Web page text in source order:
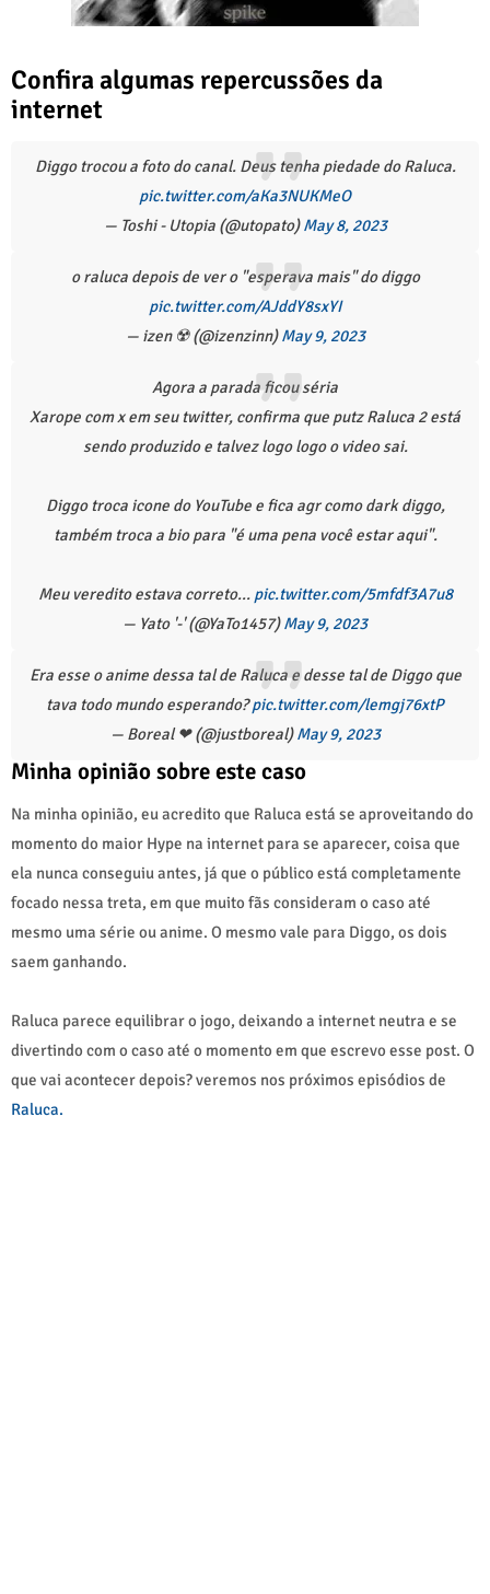
Confira algumas repercussões da
internet
Diggo trocou a foto do canal. Deus tenha piedade do Raluca.
pic.twitter.com/aKa3NUKMeO
— Toshi - Utopia (@utopato)May 8, 2023
o raluca depois de ver o "esperava mais" do diggo
pic.twitter.com/AJddY8sxYI
— izen ☢️ (@izenzinn)May 9, 2023
Agora a parada ficou séria
Xarope com x em seu twitter, confirma que putz Raluca 2 está
sendo produzido e talvez logo logo o video sai.
Diggo troca icone do YouTube e fica agr como dark diggo,
também troca a bio para "é uma pena você estar aqui".
Meu veredito estava correto... pic.twitter.com/5mfdf3A7u8
— Yato '-' (@YaTo1457)May 9, 2023
Era esse o anime dessa tal de Raluca e desse tal de Diggo que
tava todo mundo esperando?pic.twitter.com/lemgj76xtP
— Boreal ❤ (@justboreal)May 9, 2023
Minha opinião sobre este caso
Na minha opinião, eu acredito que Raluca está se aproveitando do
momento do maior Hype na internet para se aparecer, coisa que
ela nunca conseguiu antes, já que o público está completamente
focado nessa treta, em que muito fãs consideram o caso até
mesmo uma série ou anime. O mesmo vale para Diggo, os dois
saem ganhando.
Raluca parece equilibrar o jogo, deixando a internet neutra e se
divertindo com o caso até o momento em que escrevo esse post. O
que vai acontecer depois? veremos nos próximos episódios de
Raluca.